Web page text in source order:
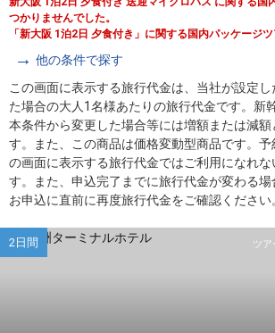
つかりませんでした。
「新大阪 1泊2日 夕食付き」に関する国内パッケージ
他の条件で探す
この画面に表示する旅行代金は、当社が設定
た場合の大人1名様あたりの旅行代金です。新
本条件から変更した場合等には増額または減額
す。また、この商品は価格変動型商品です。予
の画面に表示する旅行代金ではご利用になれな
す。また、申込完了までに旅行代金が変わる場
お申込に直前に再度旅行代金をご確認ください
ツア
2日間